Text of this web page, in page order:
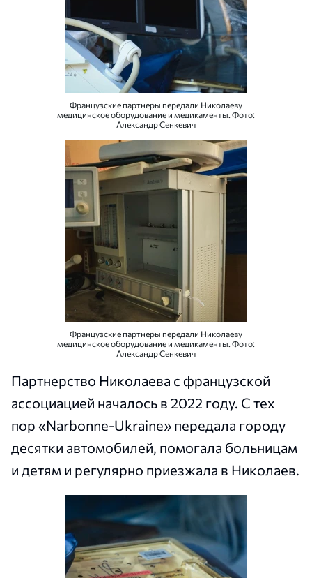
Французские партнеры передали Николаеву
медицинское оборудование и медикаменты. Фото:
Александр Сенкевич
Французские партнеры передали Николаеву
медицинское оборудование и медикаменты. Фото:
Александр Сенкевич
Партнерство Николаева с французской
ассоциацией началось в 2022 году. С тех
пор «Narbonne-Ukraine» передала городу
десятки автомобилей, помогала больницам
и детям и регулярно приезжала в Николаев.